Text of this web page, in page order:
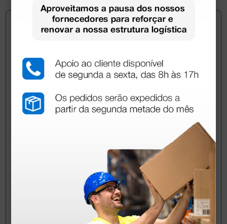
Pergunte a um colega
Ainda tem dúvidas?Necessita de mais
esclarecimentos? Envie agora a sua questão aos